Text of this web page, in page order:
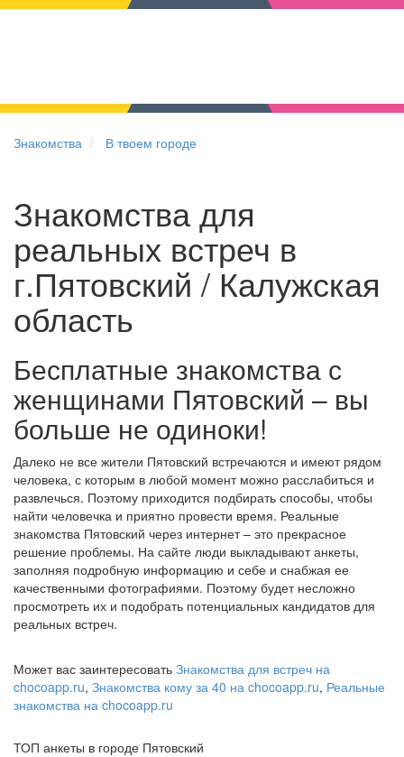
Знакомства В твоем городе
Знакомства для
реальных встреч в
г.Пятовский / Калужская
область
Бесплатные знакомства с
женщинами Пятовский – вы
больше не одиноки!
Далеко не все жители Пятовский встречаются и имеют рядом
человека, с которым в любой момент можно расслабиться и
развлечься. Поэтому приходится подбирать способы, чтобы
найти человечка и приятно провести время. Реальные
знакомства Пятовский через интернет – это прекрасное
решение проблемы. На сайте люди выкладывают анкеты,
заполняя подробную информацию и себе и снабжая ее
качественными фотографиями. Поэтому будет несложно
просмотреть их и подобрать потенциальных кандидатов для
реальных встреч.
Может вас заинтересовать Знакомства для встреч на
chocoapp.ru, Знакомства кому за 40 на chocoapp.ru, Реальные
знакомства на chocoapp.ru
ТОП анкеты в городе Пятовский